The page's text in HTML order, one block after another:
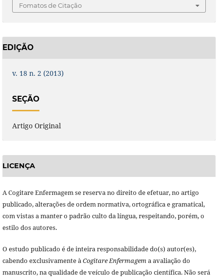
Fomatos de Citação
EDIÇÃO
v. 18 n. 2 (2013)
SEÇÃO
Artigo Original
LICENÇA
A Cogitare Enfermagem se reserva no direito de efetuar, no artigo
publicado, alterações de ordem normativa, ortográfica e gramatical,
com vistas a manter o padrão culto da língua, respeitando, porém, o
estilo dos autores.
O estudo publicado é de inteira responsabilidade do(s) autor(es),
cabendo exclusivamente àCogitare Enfermagema avaliação do
manuscrito, na qualidade de veículo de publicação científica. Não será